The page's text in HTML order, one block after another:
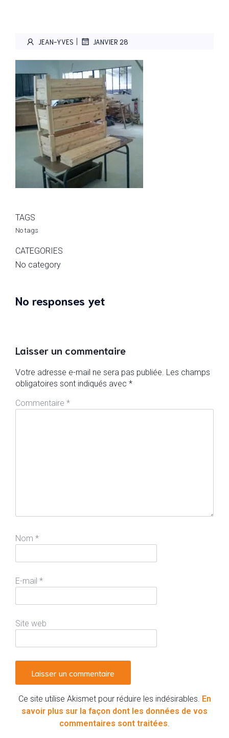
JEAN-YVES | JANVIER 28
TAGS
No tags
CATEGORIES
No category
No responses yet
Laisser un commentaire
Votre adresse e-mail ne sera pas publiée. Les champs
obligatoires sont indiqués avec *
Commentaire *
Nom *
E-mail *
Site web
Ce site utilise Akismet pour réduire les indésirables. En
savoir plus sur la façon dont les données de vos
commentaires sont traitées